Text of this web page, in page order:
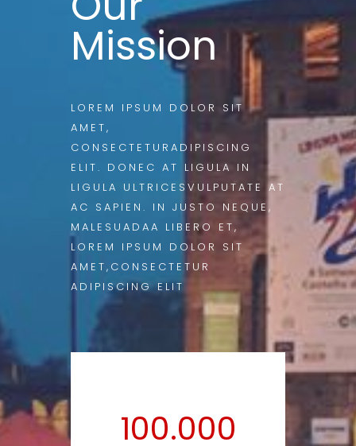
Mission
LOREM IPSUM DOLOR SIT
AMET,
CONSECTETURADIPISCING
ELIT. DONEC AT LIGULA IN
LIGULA ULTRICESVULPUTATE AT
AC SAPIEN. IN JUSTO NEQUE,
MALESUADAA LIBERO ET,
LOREM IPSUM DOLOR SIT
AMET,CONSECTETUR
ADIPISCING ELIT
100.000